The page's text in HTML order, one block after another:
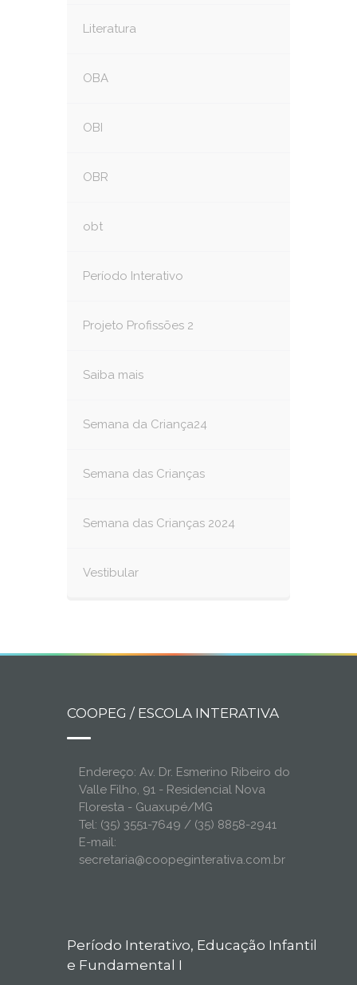
Literatura
OBA
OBI
OBR
obt
Período Interativo
Projeto Profissões 2
Saiba mais
Semana da Criança24
Semana das Crianças
Semana das Crianças 2024
Vestibular
COOPEG / ESCOLA INTERATIVA
Endereço: Av. Dr. Esmerino Ribeiro do
Valle Filho, 91 - Residencial Nova
Floresta - Guaxupé/MG
Tel: (35) 3551-7649 / (35) 8858-2941
E-mail:
secretaria@coopeginterativa.com.br
Período Interativo, Educação Infantil
e Fundamental I